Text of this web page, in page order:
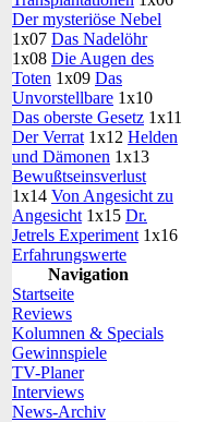
Der mysteriöse Nebel
1x07 Das Nadelöhr
1x08 Die Augen des
Toten 1x09 Das
Unvorstellbare 1x10
Das oberste Gesetz 1x11
Der Verrat 1x12 Helden
und Dämonen 1x13
Bewußtseinsverlust
1x14 Von Angesicht zu
Angesicht 1x15 Dr.
Jetrels Experiment 1x16
Erfahrungswerte
Navigation
Startseite
Reviews
Kolumnen & Specials
Gewinnspiele
TV-Planer
Interviews
News-Archiv